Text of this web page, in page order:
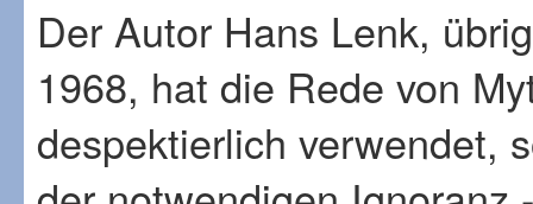
Der Autor Hans Lenk,
1968, hat die Rede von
despektierlich verwendet,